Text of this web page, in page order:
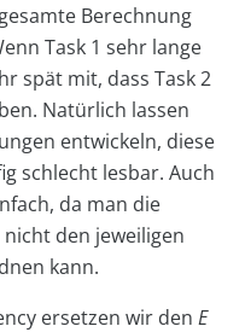
Berechnung
Task 1 sehr lange
spät mit, dass Task 2
Natürlich lassen
entwickeln, diese
schlecht lesbar. Auch
da man die
den jeweiligen
kann.
ersetzen wir den E